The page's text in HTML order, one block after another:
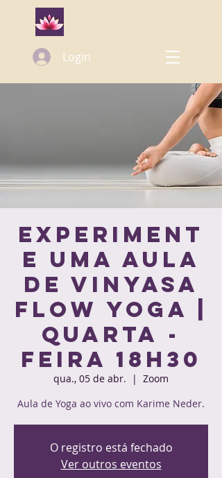
Login
Experiment
e uma aula
de Vinyasa
Flow Yoga |
Quarta -
feira 18h30
qua., 05 de abr.
  |
Zoom
Aula de Yoga ao vivo com Karime Neder.
O registro está fechado
Ver outros eventos